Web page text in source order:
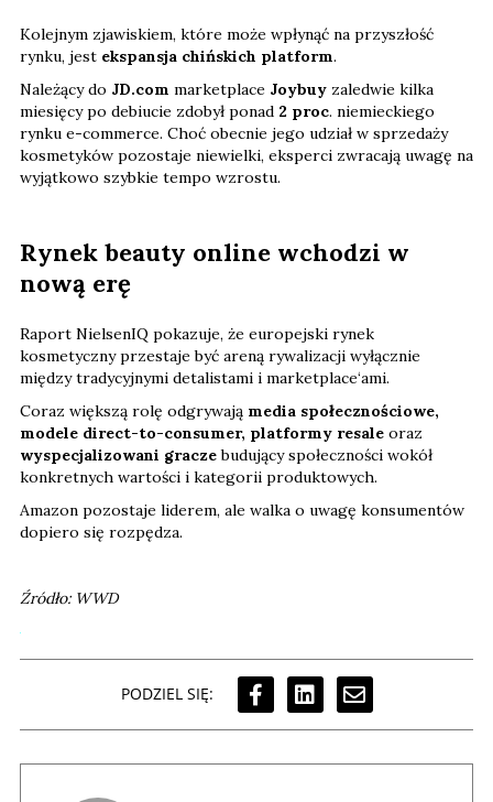
Kolejnym zjawiskiem, które może wpłynąć na przyszłość
rynku, jest ekspansja chińskich platform.
Należący do JD.com marketplace Joybuy zaledwie kilka
miesięcy po debiucie zdobył ponad 2 proc. niemieckiego
rynku e-commerce. Choć obecnie jego udział w sprzedaży
kosmetyków pozostaje niewielki, eksperci zwracają uwagę na
wyjątkowo szybkie tempo wzrostu.
Rynek beauty online wchodzi w
nową erę
Raport NielsenIQ pokazuje, że europejski rynek
kosmetyczny przestaje być areną rywalizacji wyłącznie
między tradycyjnymi detalistami i marketplace‘ami.
Coraz większą rolę odgrywają media społecznościowe,
modele direct-to-consumer, platformy resale oraz
wyspecjalizowani graczebudujący społeczności wokół
konkretnych wartości i kategorii produktowych.
Amazon pozostaje liderem, ale walka o uwagę konsumentów
dopiero się rozpędza.
Źródło: WWD
PODZIEL SIĘ: